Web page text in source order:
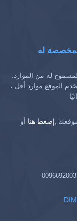
له
له من الموارد.
الموقع موارد أقل ،
,إضغط هنا أو